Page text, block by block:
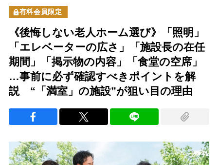
有料会員限定
《後悔しない老人ホーム選び》「照明」
「エレベーターの広さ」「施設長の在任
期間」「掲示物の内容」「食堂の空席」
…事前に必ず確認すべきポイントを解
説 “「満室」の施設”が狙い目の理由